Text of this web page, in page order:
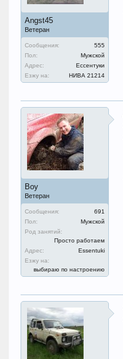
Angst45
Ветеран
Сообщения:
555
Пол:
Мужской
Адрес:
Ессентуки
Езжу на:
НИВА 21214
Boy
Ветеран
Сообщения:
691
Пол:
Мужской
Род занятий:
Просто работаем
Адрес:
Essentuki
Езжу на:
выбираю по настроению